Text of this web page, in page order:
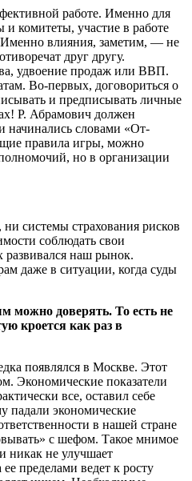
работе. Именно для
комитеты, участие в работе
Именно влияния, заметим, — не
друг другу.
удвоение продаж или ВВП.
Во-первых, договориться о
и предписывать личные
Р. Абрамович должен
начинались словами «От-
правила игры, можно
но в организации
системы страхования рисков
соблюдать свои
развивался наш рынок.
даже в ситуации, когда суды
можно доверять. То есть не
кроется как раз в
появлялся в Москве. Этот
Экономические показатели
все, оставил себе
падали экономические
в нашей стране
с шефом. Такое мнимое
никак не улучшает
пределами ведет к росту